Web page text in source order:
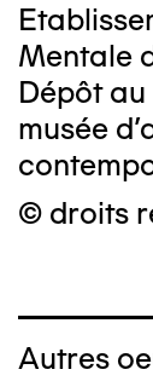
Mentale
Dépôt
musée
© droits
Autres